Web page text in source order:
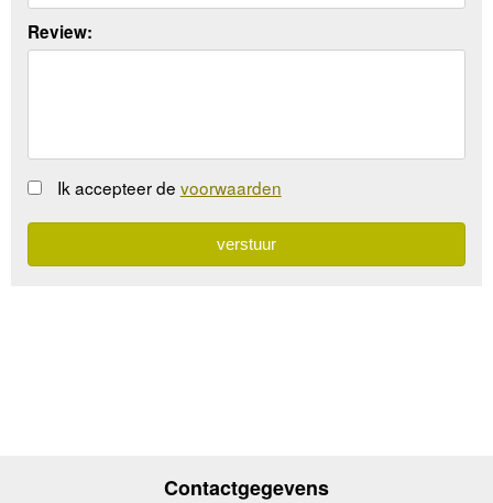
Review:
Ik accepteer de voorwaarden
Contactgegevens